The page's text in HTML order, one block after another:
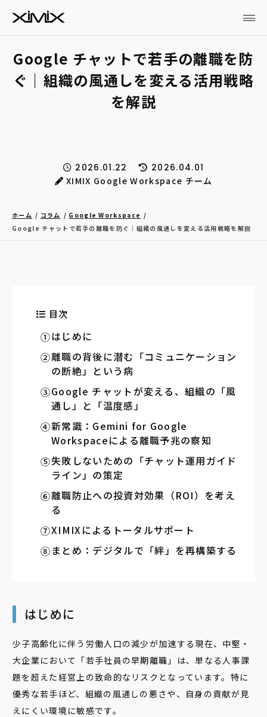
Google チャットで若手の離職を防
ぐ｜組織の風通しを変える活用戦略
を解説
2026.01.22
2026.04.01
XIMIX Google Workspace チーム
ホーム コラム
Google Workspace
Google チャットで若手の離職を防ぐ｜組織の風通しを変える活用戦略を解説
目次
はじめに
離職の背後に潜む「コミュニケーション
の断絶」という病
Google チャットが変える、組織の「風
通し」と「温度感」
新常識：Gemini for Google
Workspaceによる離職予兆の察知
失敗しないための「チャット運用ガイド
ライン」の策定
離職防止への投資対効果（ROI）を考え
る
XIMIXによるトータルサポート
まとめ：デジタルで「絆」を再構築する
はじめに
少子高齢化に伴う労働人口の減少が加速する現在、中堅・
大企業において「若手社員の早期離職」は、単なる人事課
題を超えた経営上の致命的なリスクとなっています。特に
優秀な若手ほど、組織の風通しの悪さや、自身の貢献が見
えにくい環境に敏感です。